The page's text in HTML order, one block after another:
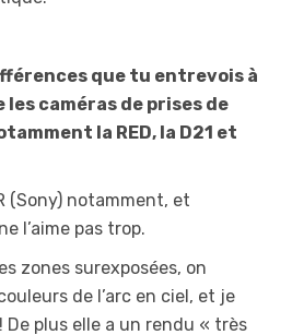
que tu entrevois à
caméras de prises de
la RED, la D21 et
(Sony) notamment, et
l’aime pas trop.
zones surexposées, on
de l’arc en ciel, et je
De plus elle a un rendu « très